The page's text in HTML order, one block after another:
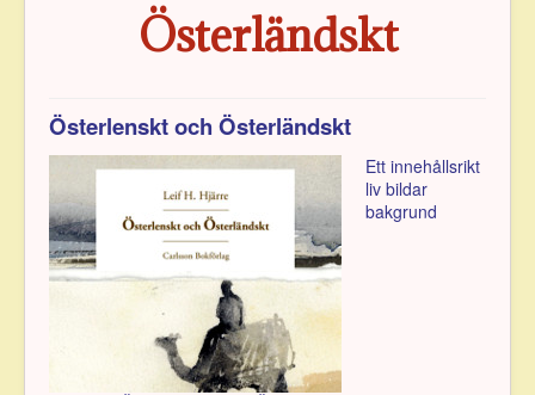
Österländskt
Österlenskt och Österländskt
Ett innehållsrikt
liv bildar
bakgrund